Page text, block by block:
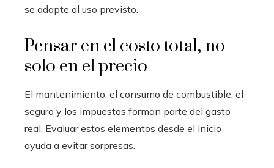
se adapte al uso previsto.
Pensar en el costo total, no
solo en el precio
El mantenimiento, el consumo de combustible, el
seguro y los impuestos forman parte del gasto
real. Evaluar estos elementos desde el inicio
ayuda a evitar sorpresas.